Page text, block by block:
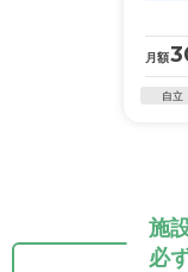
月額
自立
施
必